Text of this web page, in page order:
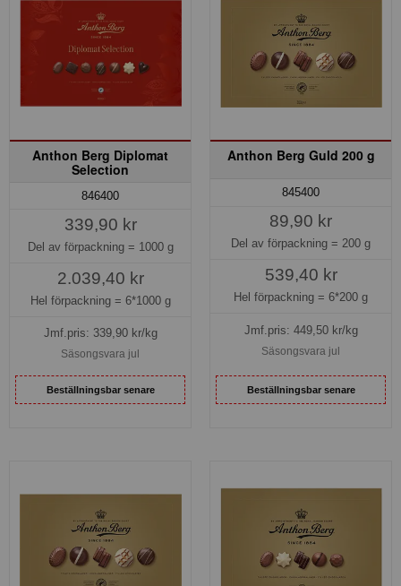
Anthon Berg Diplomat
Selection
846400
339,90 kr
Del av förpackning = 1000 g
2.039,40 kr
Hel förpackning = 6*1000 g
Jmf.pris: 339,90kr/kg
Säsongsvara jul
Beställningsbar senare
Anthon Berg Guld 200 g
845400
89,90 kr
Del av förpackning = 200 g
539,40 kr
Hel förpackning = 6*200 g
Jmf.pris: 449,50kr/kg
Säsongsvara jul
Beställningsbar senare